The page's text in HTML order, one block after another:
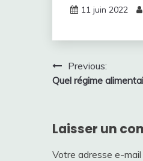
11 juin 2022
Navigation
de
Previous:
Quel régime
Laisser un
Votre adresse e-mail